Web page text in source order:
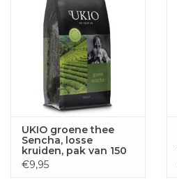
UKIO groene thee
Sencha, losse
kruiden, pak van 150
gram
€9,95